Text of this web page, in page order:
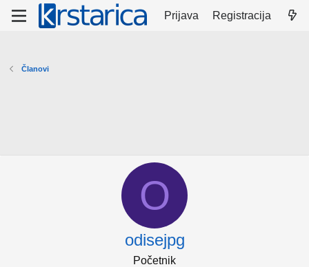
Prijava Registracija
Članovi
O
odisejpg
Početnik